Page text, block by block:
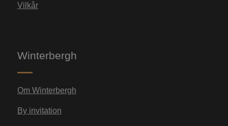
Vilkår
Winterbergh
Om Winterbergh
By invitation